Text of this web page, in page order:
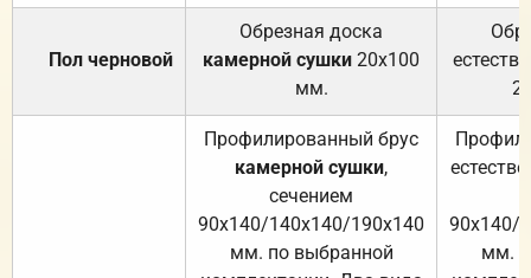
Пол черновой
Обрезная доска
камерной сушки 20х100
мм.
Профилированный брус
камерной сушки,
сечением
90х140/140х140/190х140
мм. по выбранной
90х140/
мм.